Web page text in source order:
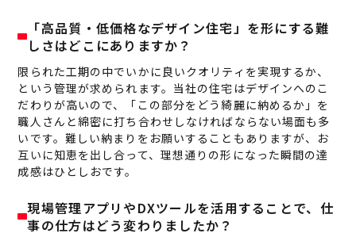
「高品質・低価格なデザイン住宅」を形にする難
しさはどこにありますか？
限られた工期の中でいかに良いクオリティを実現するか、
という管理が求められます。当社の住宅はデザインへのこ
だわりが高いので、「この部分をどう綺麗に納めるか」を
職人さんと綿密に打ち合わせしなければならない場面も多
いです。難しい納まりをお願いすることもありますが、お
互いに知恵を出し合って、理想通りの形になった瞬間の達
成感はひとしおです。
現場管理アプリやDXツールを活用することで、仕
事の仕方はどう変わりましたか？